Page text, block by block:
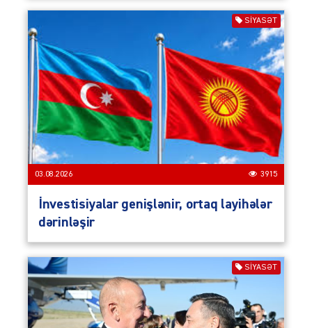
SIYASƏT
03.08.2026 3915
İnvestisiyalar genişlənir, ortaq layihələr
dərinləşir
SIYASƏT